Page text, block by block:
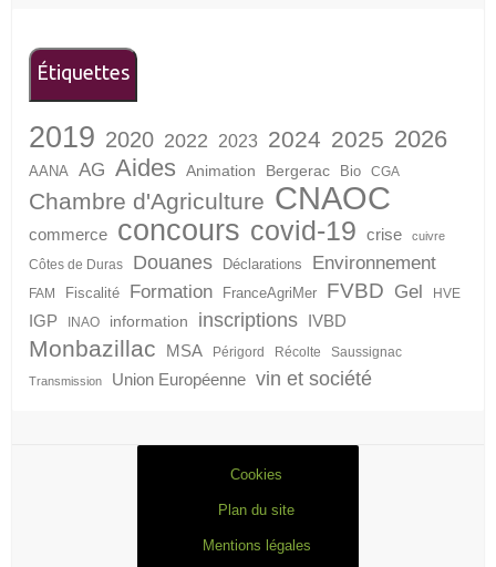
Étiquettes
2019 2020 2022 2023 2024 2025 2026
AANA AG Aides Animation Bergerac Bio CGA
Chambre d'Agriculture CNAOC
commerce concours covid-19 crise cuivre
Côtes de Duras Douanes Déclarations Environnement
FAM Fiscalité Formation FranceAgriMer FVBD Gel HVE
IGP INAO information inscriptions IVBD
Monbazillac MSA Périgord Récolte Saussignac
Transmission Union Européenne vin et société
Cookies
Plan du site
Mentions légales